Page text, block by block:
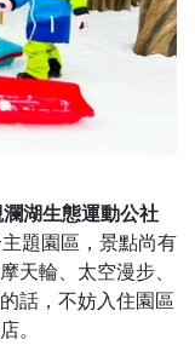
湖生態運動公社
題園區，景點尚有
天輪、太空漫步、
話，不妨入住園區
。